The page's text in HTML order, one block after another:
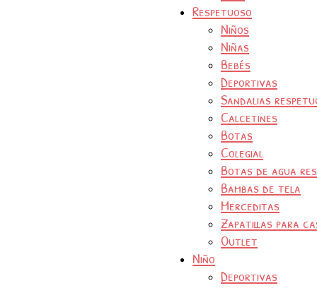
Respetuoso
Niños
Niñas
Bebés
Deportivas
Sandalias
Calcetines
Botas
Colegial
Botas de agua
Bambas de tela
Merceditas
Zapatillas para
Outlet
Niño
Deportivas